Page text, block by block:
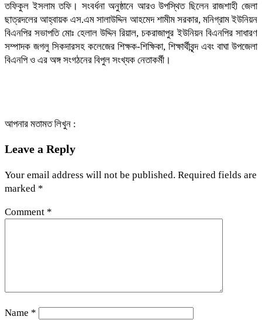
তফিকুল ইসলাম তফি। সংবর্ধনা অনুষ্ঠানে আরও উপস্থিত ছিলেন রাজশাহী জেলা
ছাত্রদলের আহ্বায়ক এস.এম সালাউদ্দিন আহমেদ শামীম সরকার, মনিগ্রাম ইউনিয়ন
বিএনপির সভাপতি মোঃ হেলাল উদ্দিন রিয়াল, চকরাজাপুর ইউনিয়ন বিএনপির সাধারণ
সম্পাদক জগলু সিকদারসহ কলেজের শিক্ষক-শিক্ষিকা, শিক্ষার্থীবৃন্দ এবং বাঘা উপজেলা
বিএনপি ও এর অঙ্গ সংগঠনের বিপুল সংখ্যক নেতাকর্মী।
আপনার মতামত লিখুন :
Leave a Reply
Your email address will not be published. Required fields are
marked *
Comment *
Name *